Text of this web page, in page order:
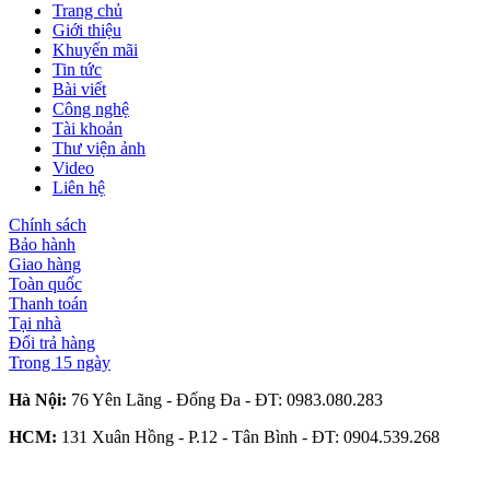
Trang chủ
Giới thiệu
Khuyến mãi
Tin tức
Bài viết
Công nghệ
Tài khoản
Thư viện ảnh
Video
Liên hệ
Chính sách
Bảo hành
Giao hàng
Toàn quốc
Thanh toán
Tại nhà
Đổi trả hàng
Trong 15 ngày
Hà Nội: 76 Yên Lãng - Đống Đa - ĐT: 0983.080.283
HCM: 131 Xuân Hồng - P.12 - Tân Bình - ĐT: 0904.539.268